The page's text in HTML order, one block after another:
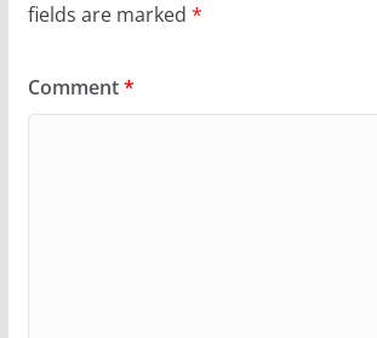
fields are marked *
Comment*